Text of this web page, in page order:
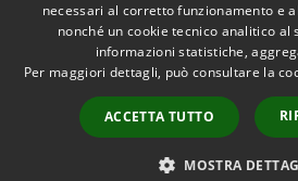
Accessibilità
necessari al corretto funzionamento e
nonché un cookie tecnico analitico al
informazioni statistiche,
Per maggiori dettagli, può consultare la
ACCETTA TUTTO
MOSTRA